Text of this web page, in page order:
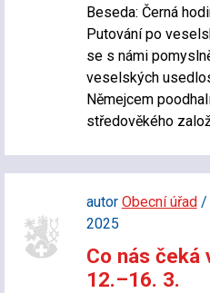
Beseda: Černá
Putování po
se s námi
veselských
Němejcem
středověkého
autor Obecní úřad/
2025
Co nás čeká
12.–16. 3.